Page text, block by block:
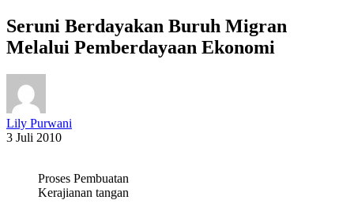
Seruni Berdayakan Buruh Migran
Melalui Pemberdayaan Ekonomi
Lily Purwani
3 Juli 2010
Proses Pembuatan
Kerajianan tangan